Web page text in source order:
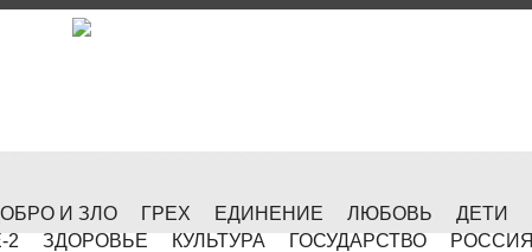
И ЗЛО ГРЕХ ЕДИНЕНИЕ ЛЮБОВЬ ДЕТИ
2 ЗДОРОВЬЕ КУЛЬТУРА ГОСУДАРСТВО РОССИЯ